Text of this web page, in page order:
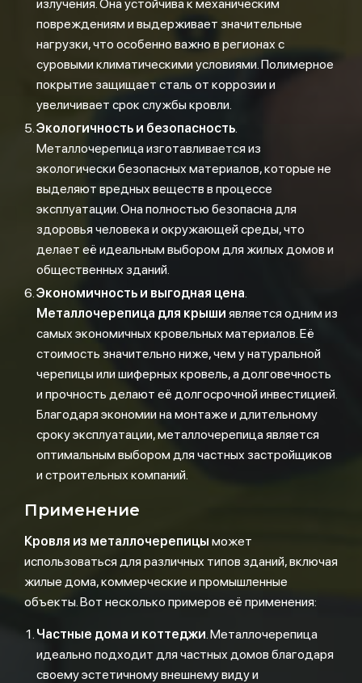
излучения. Она устойчива к механическим
повреждениям и выдерживает значительные
нагрузки, что особенно важно в регионах с
суровыми климатическими условиями. Полимерное
покрытие защищает сталь от коррозии и
увеличивает срок службы кровли.
Экологичность и безопасность.
Металлочерепица изготавливается из
экологически безопасных материалов, которые не
выделяют вредных веществ в процессе
эксплуатации. Она полностью безопасна для
здоровья человека и окружающей среды, что
делает её идеальным выбором для жилых домов и
общественных зданий.
Экономичность и выгодная цена.
Металлочерепица для крыши является одним из
самых экономичных кровельных материалов. Её
стоимость значительно ниже, чем у натуральной
черепицы или шиферных кровель, а долговечность
и прочность делают её долгосрочной инвестицией.
Благодаря экономии на монтаже и длительному
сроку эксплуатации, металлочерепица является
оптимальным выбором для частных застройщиков
и строительных компаний.
Применение
Кровля из металлочерепицы может
использоваться для различных типов зданий, включая
жилые дома, коммерческие и промышленные
объекты. Вот несколько примеров её применения:
Частные дома и коттеджи. Металлочерепица
идеально подходит для частных домов благодаря
своему эстетичному внешнему виду и